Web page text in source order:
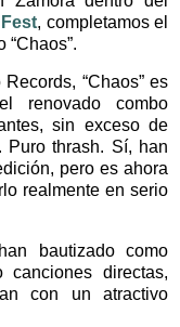
, completamos el
“Chaos” es
renovado combo
sin exceso de
Puro thrash. Sí, han
pero es ahora
realmente en serio
bautizado como
directas,
con un atractivo